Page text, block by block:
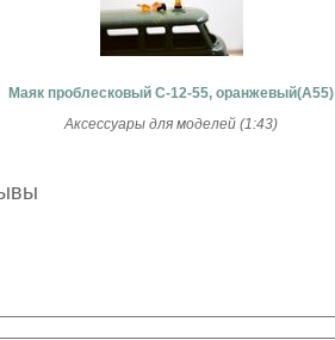
Маяк проблесковый С-12-55, оранжевый(А55)
Аксессуары для моделей (1:43)